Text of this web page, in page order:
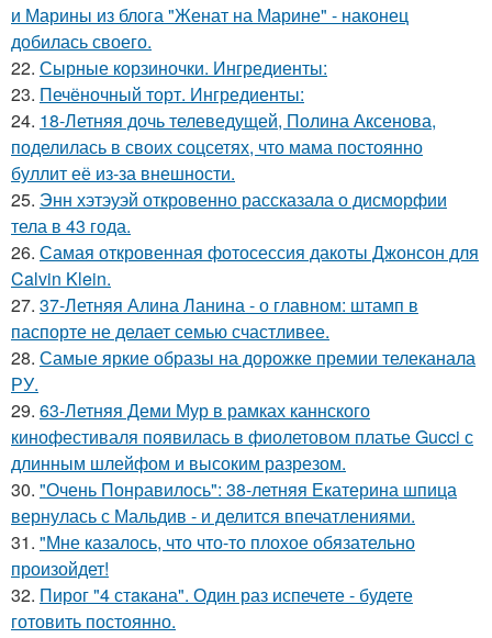
и Марины из блога "Женат на Марине" - наконец
добилась своего.
22. Сырные корзиночки. Ингредиенты:
23. Печёночный торт. Ингредиенты:
24. 18-Летняя дочь телеведущей, Полина Аксенова,
поделилась в своих соцсетях, что мама постоянно
буллит её из-за внешности.
25. Энн хэтэуэй откровенно рассказала о дисморфии
тела в 43 года.
26. Самая откровенная фотосессия дакоты Джонсон для
Calvin Klein.
27. 37-Летняя Алина Ланина - о главном: штамп в
паспорте не делает семью счастливее.
28. Самые яркие образы на дорожке премии телеканала
РУ.
29. 63-Летняя Деми Мур в рамках каннского
кинофестиваля появилась в фиолетовом платье Gucci с
длинным шлейфом и высоким разрезом.
30. "Очень Понравилось": 38-летняя Екатерина шпица
вернулась с Мальдив - и делится впечатлениями.
31. "Мне казалось, что что-то плохое обязательно
произойдет!
32. Пирог "4 стaкана". Один раз испечете - будете
готовить постоянно.